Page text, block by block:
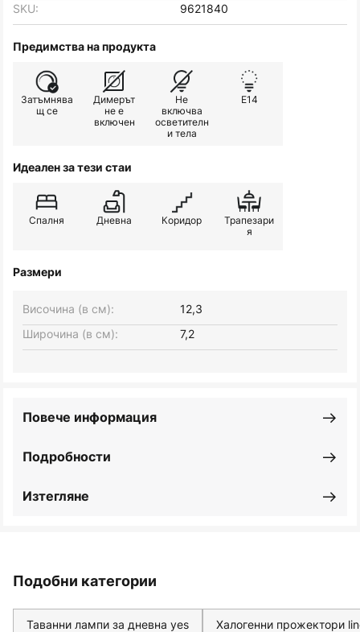
SKU:
9621840
Предимства на продукта
Затъмнява
щ се
Димерът
не е
включен
Не
включва
осветителн
и тела
E14
Идеален за тези стаи
Спалня Дневна Коридор
Трапезари
я
Размери
Широчина (в см): 7,2
Височина (в см): 12,3
Подробности
Повече информация
Изтегляне
Подобни категории
Таванни лампи за дневна yes Халогенни прожектори